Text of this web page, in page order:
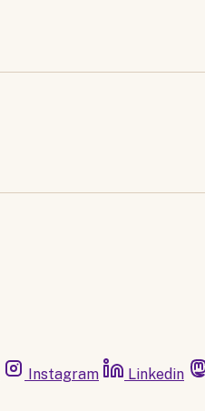
Instagram Linkedin